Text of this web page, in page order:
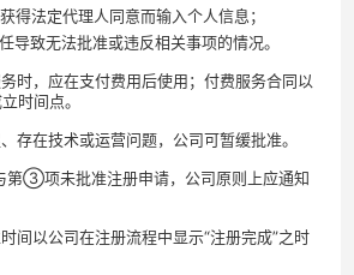
得法定代理人同意而输入个人信息；
导致无法批准或违反相关事项的情况。
时，应在支付费用后使用；付费服务合同以
时间点。
在技术或运营问题，公司可暂缓批准。
③项未批准注册申请，公司原则上应通知
以公司在注册流程中显示“注册完成”之时